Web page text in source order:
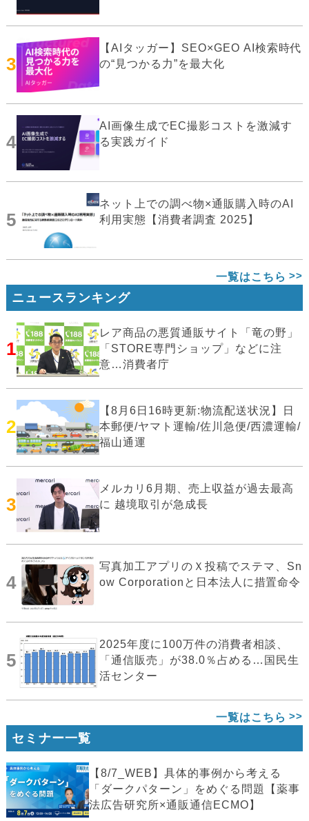
3
【AIタッガー】SEO×GEO AI検索時代
の“見つかる力”を最大化
4
AI画像生成でEC撮影コストを激減す
る実践ガイド
5
ネット上での調べ物×通販購入時のAI
利用実態【消費者調査 2025】
一覧はこちら
ニュースランキング
1
レア商品の悪質通販サイト「竜の野」
「STORE専門ショップ」などに注
意…消費者庁
2
【8月6日16時更新:物流配送状況】日
本郵便/ヤマト運輸/佐川急便/西濃運輸/
福山通運
3
メルカリ6月期、売上収益が過去最高
に 越境取引が急成長
4
写真加工アプリのＸ投稿でステマ、Sn
ow Corporationと日本法人に措置命令
5
2025年度に100万件の消費者相談、
「通信販売」が38.0％占める…国民生
活センター
一覧はこちら
セミナー一覧
【8/7_WEB】具体的事例から考える
「ダークパターン」をめぐる問題【薬事
法広告研究所×通販通信ECMO】